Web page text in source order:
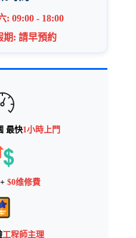
: 09:00 - 18:00
期: 請早預約
最快1小時上門
$0维修費
工程師主理